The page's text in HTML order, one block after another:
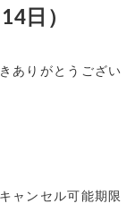
日）
ありがとうござい
ャンセル可能期限